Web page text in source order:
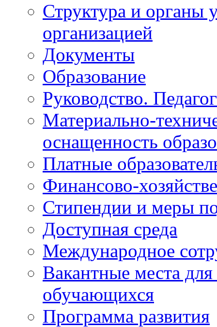
Структура и органы
организацией
Документы
Образование
Руководство.
Материально-
оснащенность
Платные
Финансово-
Стипендии и меры
Доступная среда
Международное
Вакантные места
обучающихся
Программа развития